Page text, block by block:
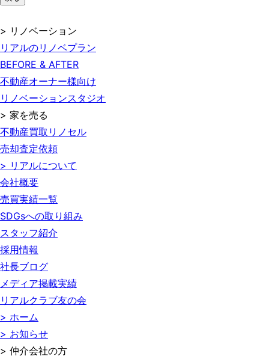
> リノベーション
リアルのリノベプラン
BEFORE & AFTER
不動産オーナー様向け
リノベーションスタジオ
> 家を売る
不動産買取リノセル
売却査定依頼
> リアルについて
会社概要
売買実績一覧
SDGsへの取り組み
スタッフ紹介
採用情報
社長ブログ
メディア掲載実績
リアルクラブ友の会
> ホーム
> お知らせ
> 仲介会社の方